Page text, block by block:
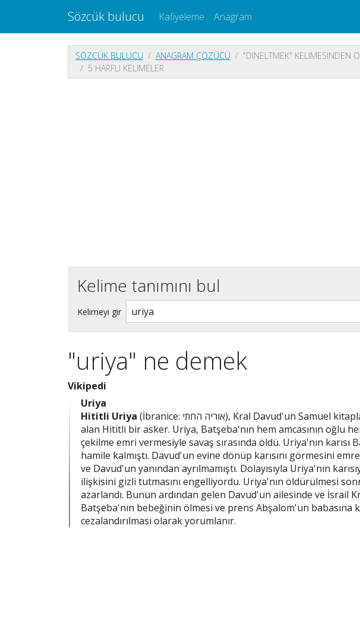
Sözcük bulucu Kafiyeleme Anagram
SÖZCÜK BULUCU ANAGRAM ÇÖZÜCÜ
"DINELTMEK" KELIMESINDEN
5 HARFLI KELIMELER
Kelime tanımını bul
Kelimeyi gir
"uriya" ne demek
Vikipedi
Uriya
Hititli Uriya (İbranice: אוריה החתי), Kral Davud'un Samuel kitaplarının ikincisinde sözü edilen ordusunda yer
alan Hititli bir asker. Uriya, Batşeba'nın hem amcasının oğlu
çekilme emri vermesiyle savaş sırasında öldü. Uriya'nın karısı
hamile kalmıştı. Davud'un evine dönüp karısını görmesini
ve Davud'un yanından ayrılmamıştı. Dolayısıyla Uriya'nın
ilişkisini gizli tutmasını engelliyordu. Uriya'nın öldürülmesi
azarlandı. Bunun ardından gelen Davud'un ailesinde ve İsrail
Batşeba'nın bebeğinin ölmesi ve prens Abşalom'un babasına
cezalandırılması olarak yorumlanır.